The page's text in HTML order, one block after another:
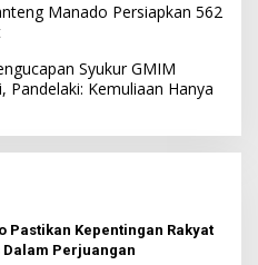
Manado Persiapkan 562
Syukur GMIM
Kemuliaan Hanya
Pastikan Kepentingan Rakyat
Perjuangan